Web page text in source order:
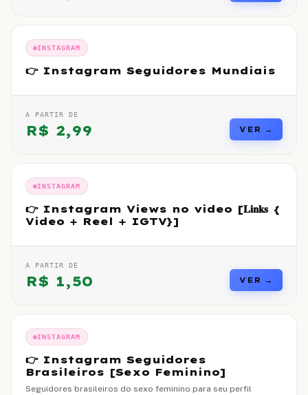
INSTAGRAM
👉 Instagram Seguidores Mundiais
A PARTIR DE
R$ 2,99 VER →
INSTAGRAM
👉 Instagram Views no video [𝐋𝐢𝐧𝐤𝐬 {
Video + Reel + IGTV}]
A PARTIR DE
R$ 1,50 VER →
INSTAGRAM
👉 Instagram Seguidores
Brasileiros [Sexo Feminino]
Seguidores brasileiros do sexo feminino para seu perfil